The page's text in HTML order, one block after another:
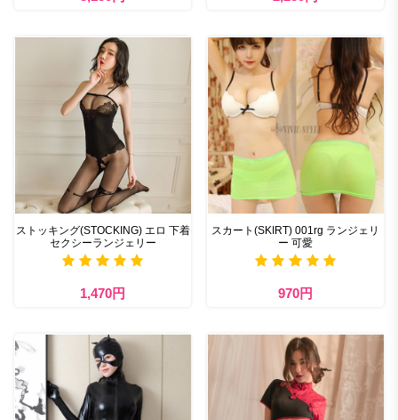
ストッキング(STOCKING) エロ 下着
セクシーランジェリー
1,470円
スカート(SKIRT) 001rg ランジェリ
ー 可愛
970円